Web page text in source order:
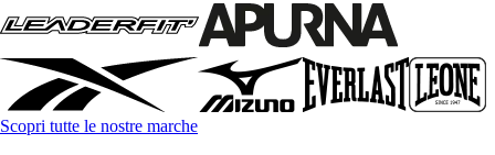
Scopri tutte le nostre marche